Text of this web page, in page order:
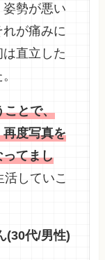
勢が悪い
が痛みに
直立した
ことで、
度写真を
ってまし
していこ
(30代/男性)